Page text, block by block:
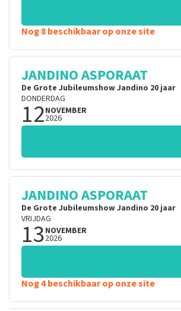
Nog 8 beschikbaar op onze site
JANDINO ASPORAAT
De Grote Jubileumshow Jandino 20 jaar
DONDERDAG
12NOVEMBER
2026
JANDINO ASPORAAT
De Grote Jubileumshow Jandino 20 jaar
VRIJDAG
13NOVEMBER
2026
Nog 4 beschikbaar op onze site